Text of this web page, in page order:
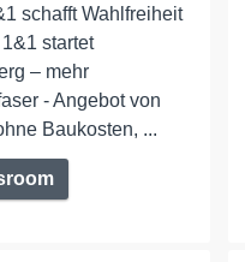
schafft Wahlfreiheit
startet
– mehr
- Angebot von
Baukosten, ...